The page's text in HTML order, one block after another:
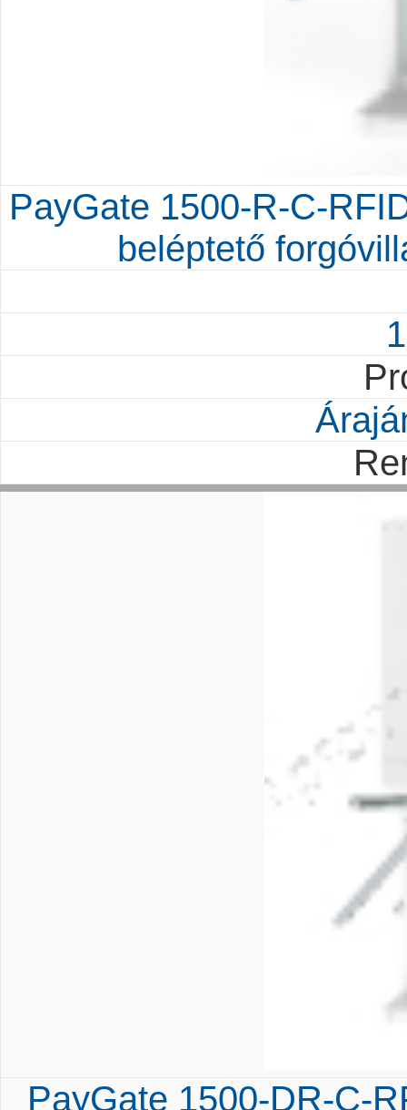
PayGate 1500-R-C-
beléptető
PayGate 1500-DR-C-